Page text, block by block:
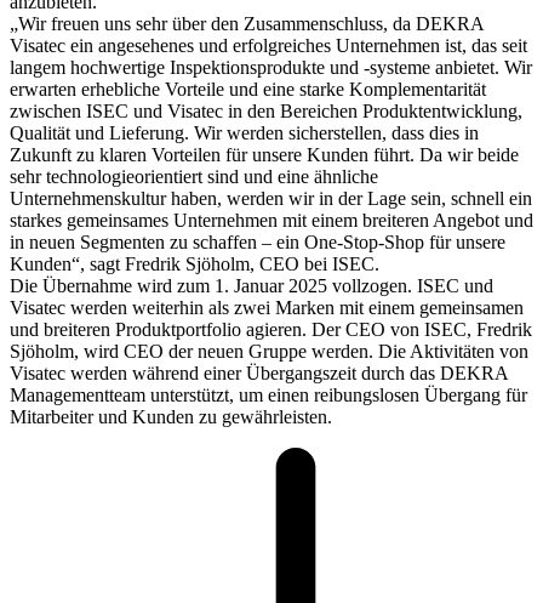
„Wir freuen uns sehr über den Zusammenschluss, da DEKRA
Visatec ein angesehenes und erfolgreiches Unternehmen ist, das seit
langem hochwertige Inspektionsprodukte und -systeme anbietet. Wir
erwarten erhebliche Vorteile und eine starke Komplementarität
zwischen ISEC und Visatec in den Bereichen Produktentwicklung,
Qualität und Lieferung. Wir werden sicherstellen, dass dies in
Zukunft zu klaren Vorteilen für unsere Kunden führt. Da wir beide
sehr technologieorientiert sind und eine ähnliche
Unternehmenskultur haben, werden wir in der Lage sein, schnell ein
starkes gemeinsames Unternehmen mit einem breiteren Angebot und
in neuen Segmenten zu schaffen – ein One-Stop-Shop für unsere
Kunden“, sagt Fredrik Sjöholm, CEO bei ISEC.
Die Übernahme wird zum 1. Januar 2025 vollzogen. ISEC und
Visatec werden weiterhin als zwei Marken mit einem gemeinsamen
und breiteren Produktportfolio agieren. Der CEO von ISEC, Fredrik
Sjöholm, wird CEO der neuen Gruppe werden. Die Aktivitäten von
Visatec werden während einer Übergangszeit durch das DEKRA
Managementteam unterstützt, um einen reibungslosen Übergang für
Mitarbeiter und Kunden zu gewährleisten.